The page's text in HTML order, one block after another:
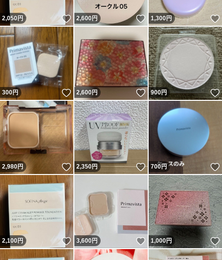
2,050円 いいね！
2,600円 いいね！
1,300円
300円 いいね！
2,600円 いいね！
900円
2,980円 いいね！
2,350円 いいね！
700円
2,100円 いいね！
3,600円 いいね！
1,000円